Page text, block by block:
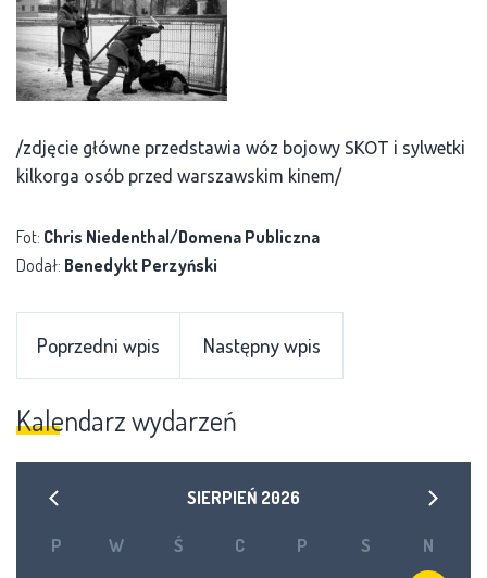
/zdjęcie główne przedstawia wóz bojowy SKOT i sylwetki
kilkorga osób przed warszawskim kinem/
Fot: Chris Niedenthal/Domena Publiczna
Dodał: Benedykt Perzyński
Poprzedni wpis Następny wpis
Kalendarz wydarzeń
SIERPIEŃ 2026
P W Ś C P S N